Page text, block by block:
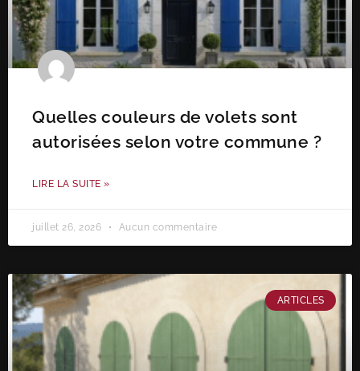
Quelles couleurs de volets sont
autorisées selon votre commune ?
LIRE LA SUITE »
juillet 26, 2026 Aucun commentaire
ARTICLES